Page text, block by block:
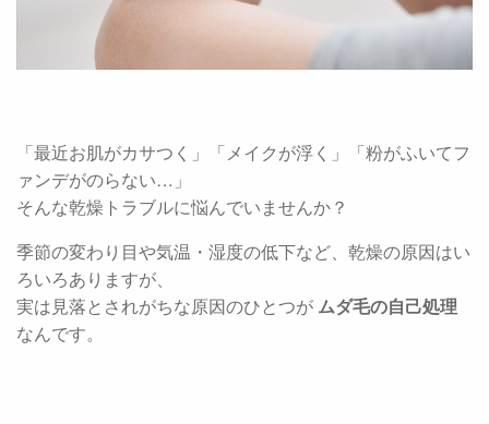
「最近お肌がカサつく」「メイクが浮く」「粉がふいてフ
ァンデがのらない…」
そんな乾燥トラブルに悩んでいませんか？
季節の変わり目や気温・湿度の低下など、乾燥の原因はい
ろいろありますが、
実は見落とされがちな原因のひとつが ムダ毛の自己処理
なんです。